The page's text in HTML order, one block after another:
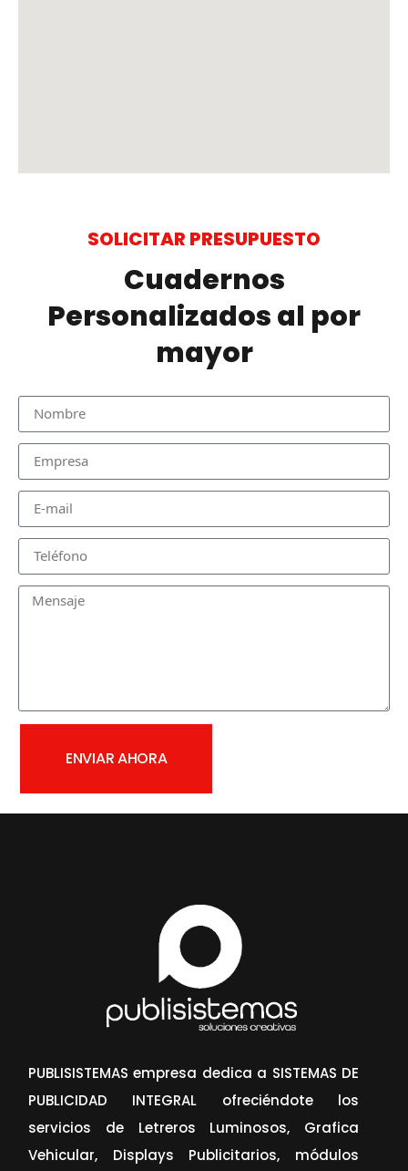
SOLICITAR PRESUPUESTO
Cuadernos
Personalizados al por
mayor
ENVIAR AHORA
PUBLISISTEMAS empresa dedica a SISTEMAS DE
PUBLICIDAD INTEGRAL ofreciéndote los
servicios de Letreros Luminosos, Grafica
Vehicular, Displays Publicitarios, módulos